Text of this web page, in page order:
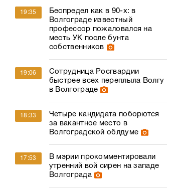
19:35
Беспредел как в 90-х: в
Волгограде известный
профессор пожаловался на
месть УК после бунта
собственников
19:06
Сотрудница Росгвардии
быстрее всех переплыла Волгу
в Волгограде
18:33
Четыре кандидата поборются
за вакантное место в
Волгоградской облдуме
17:53
В мэрии прокомментировали
утренний вой сирен на западе
Волгограда